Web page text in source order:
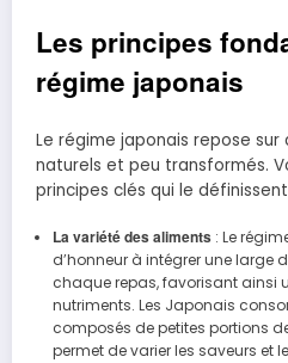
Les principes
régime japonais
Le régime japonais repose sur
naturels et peu transformés.
principes clés qui le
La variété des aliments : Le
d’honneur à intégrer une large
chaque repas, favorisant ainsi
nutriments. Les Japonais
composés de petites portions
permet de varier les saveurs et